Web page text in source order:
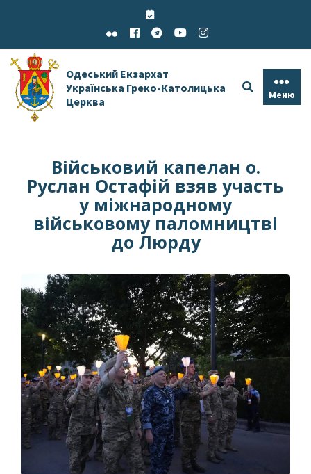
Одеський Екзархат
Українська Греко-Католицька
Церква
Меню
Військовий капелан о.
Руслан Остафій взяв участь
у міжнародному
військовому паломництві
до Люрду